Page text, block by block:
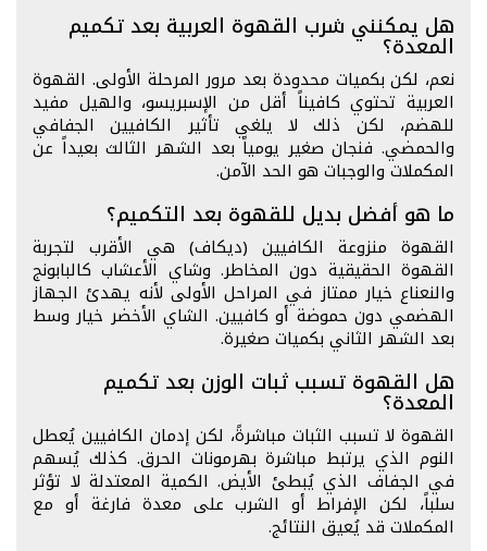
هل يمكنني شرب القهوة العربية بعد تكميم
المعدة؟
نعم، لكن بكميات محدودة بعد مرور المرحلة الأولى. القهوة
العربية تحتوي كافيناً أقل من الإسبريسو، والهيل مفيد
للهضم، لكن ذلك لا يلغي تأثير الكافيين الجفافي
والحمضي. فنجان صغير يومياً بعد الشهر الثالث بعيداً عن
المكملات والوجبات هو الحد الآمن.
ما هو أفضل بديل للقهوة بعد التكميم؟
القهوة منزوعة الكافيين (ديكاف) هي الأقرب لتجربة
القهوة الحقيقية دون المخاطر. وشاي الأعشاب كالبابونج
والنعناع خيار ممتاز في المراحل الأولى لأنه يهدئ الجهاز
الهضمي دون حموضة أو كافيين. الشاي الأخضر خيار وسط
بعد الشهر الثاني بكميات صغيرة.
هل القهوة تسبب ثبات الوزن بعد تكميم
المعدة؟
القهوة لا تسبب الثبات مباشرةً، لكن إدمان الكافيين يُعطل
النوم الذي يرتبط مباشرة بهرمونات الحرق. كذلك يُسهم
في الجفاف الذي يُبطئ الأيض. الكمية المعتدلة لا تؤثر
سلباً، لكن الإفراط أو الشرب على معدة فارغة أو مع
المكملات قد يُعيق النتائج.